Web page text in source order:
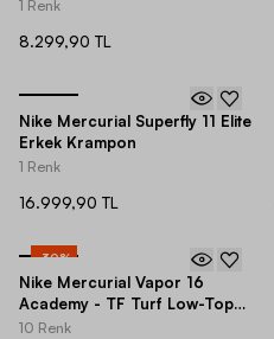
1 Renk
8.299,90 TL
Nike Mercurial Superfly 11 Elite
Erkek Krampon
1 Renk
16.999,90 TL
-30%
Nike Mercurial Vapor 16
Academy - TF Turf Low-Top
Erkek Halı Saha Ayakkabı
10 Renk